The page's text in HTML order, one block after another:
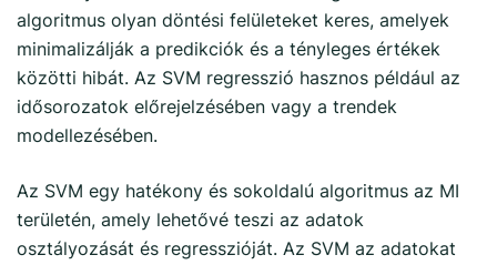
algoritmus olyan döntési felületeket keres, amelyek
minimalizálják a predikciók és a tényleges értékek
közötti hibát. Az SVM regresszió hasznos például az
idősorozatok előrejelzésében vagy a trendek
modellezésében.
Az SVM egy hatékony és sokoldalú algoritmus az MI
területén, amely lehetővé teszi az adatok
osztályozását és regresszióját. Az SVM az adatokat